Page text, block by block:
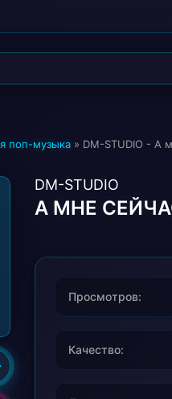
поп-музыка » DM-STUDIO - А
DM-STUDIO
А МНЕ
Просмотров:
Качество: